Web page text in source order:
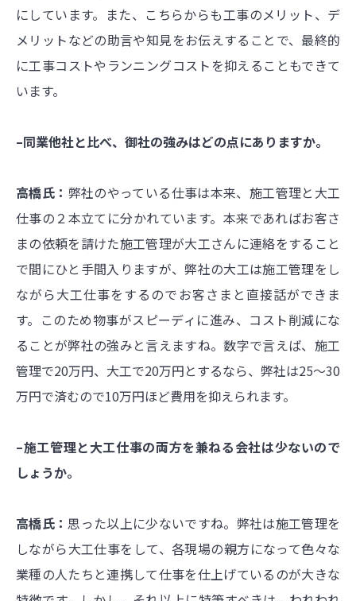
にしています。また、こちらからも工事のメリット、デ
メリットなどの助言や知見をお伝えすることで、最終的
に工事コストやランニングコストを抑えることもできて
います。
–同業他社と比べ、御社の強みはどの点にありますか。
高橋氏： 弊社のやっている仕事は本来、施工管理と大工
仕事の２本立てに分かれています。本来であればお客さ
まの依頼を請けた施工管理が大工さんに連絡をすること
で間にひと手間入りますが、弊社の大工は施工管理をし
ながら大工仕事をするのでお客さまと直接話ができま
す。このため物事がスピーディに進み、コスト削減にな
ることが弊社の強みと言えますね。数字で言えば、施工
管理で20万円、大工で20万円とするなら、弊社は25～30
万円で済むので10万円ほど費用を抑えられます。
–施工管理と大工仕事の両方を兼ねる会社は少ないので
しょうか。
高橋氏：思った以上に少ないですね。弊社は施工管理を
しながら大工仕事をして、各現場の親方になって色々な
業種の人たちと連携して仕事を仕上げているのが大きな